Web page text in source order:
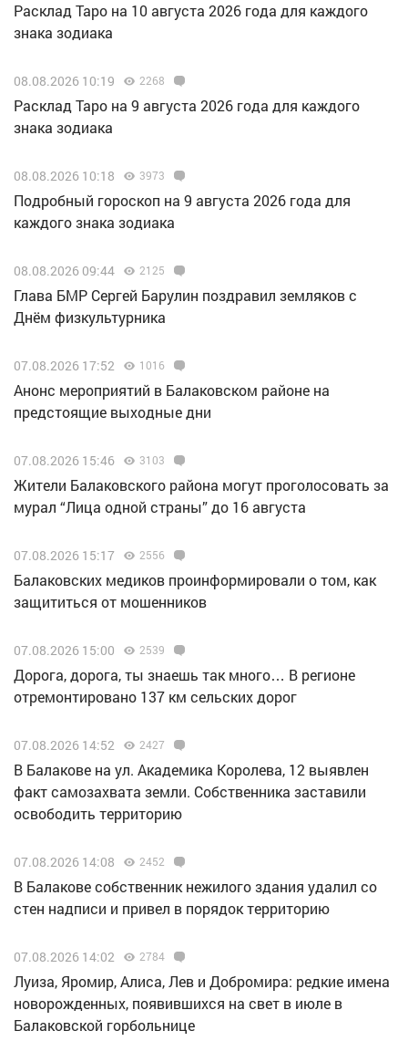
Расклад Таро на 10 августа 2026 года для каждого
знака зодиака
08.08.2026 10:19 2268
Расклад Таро на 9 августа 2026 года для каждого
знака зодиака
08.08.2026 10:18 3973
Подробный гороскоп на 9 августа 2026 года для
каждого знака зодиака
08.08.2026 09:44 2125
Глава БМР Сергей Барулин поздравил земляков с
Днём физкультурника
07.08.2026 17:52 1016
Анонс мероприятий в Балаковском районе на
предстоящие выходные дни
07.08.2026 15:46 3103
Жители Балаковского района могут проголосовать за
мурал “Лица одной страны” до 16 августа
07.08.2026 15:17 2556
Балаковских медиков проинформировали о том, как
защититься от мошенников
07.08.2026 15:00 2539
Дорога, дорога, ты знаешь так много… В регионе
отремонтировано 137 км сельских дорог
07.08.2026 14:52 2427
В Балакове на ул. Академика Королева, 12 выявлен
факт самозахвата земли. Собственника заставили
освободить территорию
07.08.2026 14:08 2452
В Балакове собственник нежилого здания удалил со
стен надписи и привел в порядок территорию
07.08.2026 14:02 2784
Луиза, Яромир, Алиса, Лев и Добромира: редкие имена
новорожденных, появившихся на свет в июле в
Балаковской горбольнице